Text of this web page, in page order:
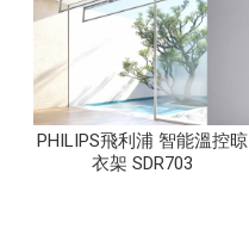
PHILIPS飛利浦 智能溫控晾
衣架 SDR703